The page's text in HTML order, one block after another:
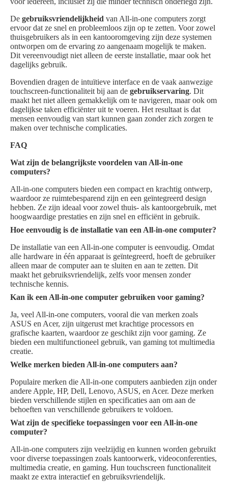
De gebruiksvriendelijkheid van All-in-one computers zorgt
ervoor dat ze snel en probleemloos zijn op te zetten. Voor zowel
thuisgebruikers als in een kantooromgeving zijn deze systemen
ontworpen om de ervaring zo aangenaam mogelijk te maken.
Dit vereenvoudigt niet alleen de eerste installatie, maar ook het
dagelijks gebruik.
Bovendien dragen de intuïtieve interface en de vaak aanwezige
touchscreen-functionaliteit bij aan de gebruikservaring. Dit
maakt het niet alleen gemakkelijk om te navigeren, maar ook om
dagelijkse taken efficiënter uit te voeren. Het resultaat is dat
mensen eenvoudig van start kunnen gaan zonder zich zorgen te
maken over technische complicaties.
FAQ
Wat zijn de belangrijkste voordelen van All-in-one
computers?
All-in-one computers bieden een compact en krachtig ontwerp,
waardoor ze ruimtebesparend zijn en een geïntegreerd design
hebben. Ze zijn ideaal voor zowel thuis- als kantoorgebruik, met
hoogwaardige prestaties en zijn snel en efficiënt in gebruik.
Hoe eenvoudig is de installatie van een All-in-one computer?
De installatie van een All-in-one computer is eenvoudig. Omdat
alle hardware in één apparaat is geïntegreerd, hoeft de gebruiker
alleen maar de computer aan te sluiten en aan te zetten. Dit
maakt het gebruiksvriendelijk, zelfs voor mensen zonder
technische kennis.
Kan ik een All-in-one computer gebruiken voor gaming?
Ja, veel All-in-one computers, vooral die van merken zoals
ASUS en Acer, zijn uitgerust met krachtige processors en
grafische kaarten, waardoor ze geschikt zijn voor gaming. Ze
bieden een multifunctioneel gebruik, van gaming tot multimedia
creatie.
Welke merken bieden All-in-one computers aan?
Populaire merken die All-in-one computers aanbieden zijn onder
andere Apple, HP, Dell, Lenovo, ASUS, en Acer. Deze merken
bieden verschillende stijlen en specificaties aan om aan de
behoeften van verschillende gebruikers te voldoen.
Wat zijn de specifieke toepassingen voor een All-in-one
computer?
All-in-one computers zijn veelzijdig en kunnen worden gebruikt
voor diverse toepassingen zoals kantoorwerk, videoconferenties,
multimedia creatie, en gaming. Hun touchscreen functionaliteit
maakt ze extra interactief en gebruiksvriendelijk.